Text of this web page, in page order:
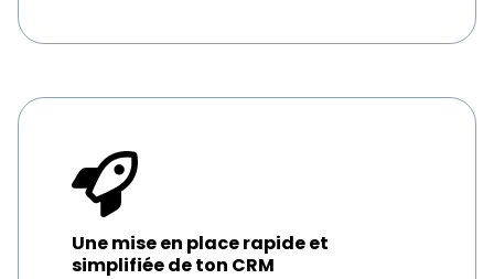
Une mise en place rapide et
simplifiée de ton CRM